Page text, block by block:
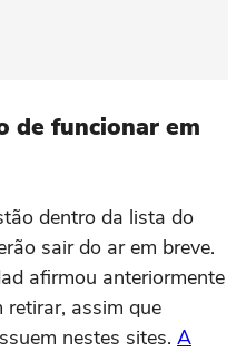
de funcionar em
dentro da lista do
sair do ar em breve.
afirmou anteriormente
retirar, assim que
nestes sites. A